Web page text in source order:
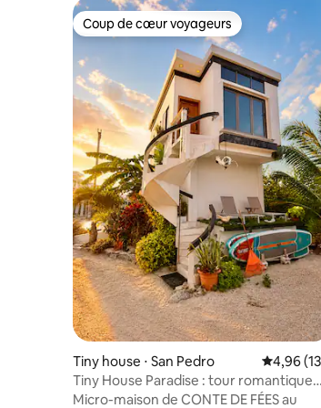
Coup de cœur voyageurs
Coup de cœur voyageurs
Tiny house ⋅ San Pedro
4,96
Tiny House Paradise : tour romantique
en bord de mer
Micro-maison de CONTE DE FÉES au